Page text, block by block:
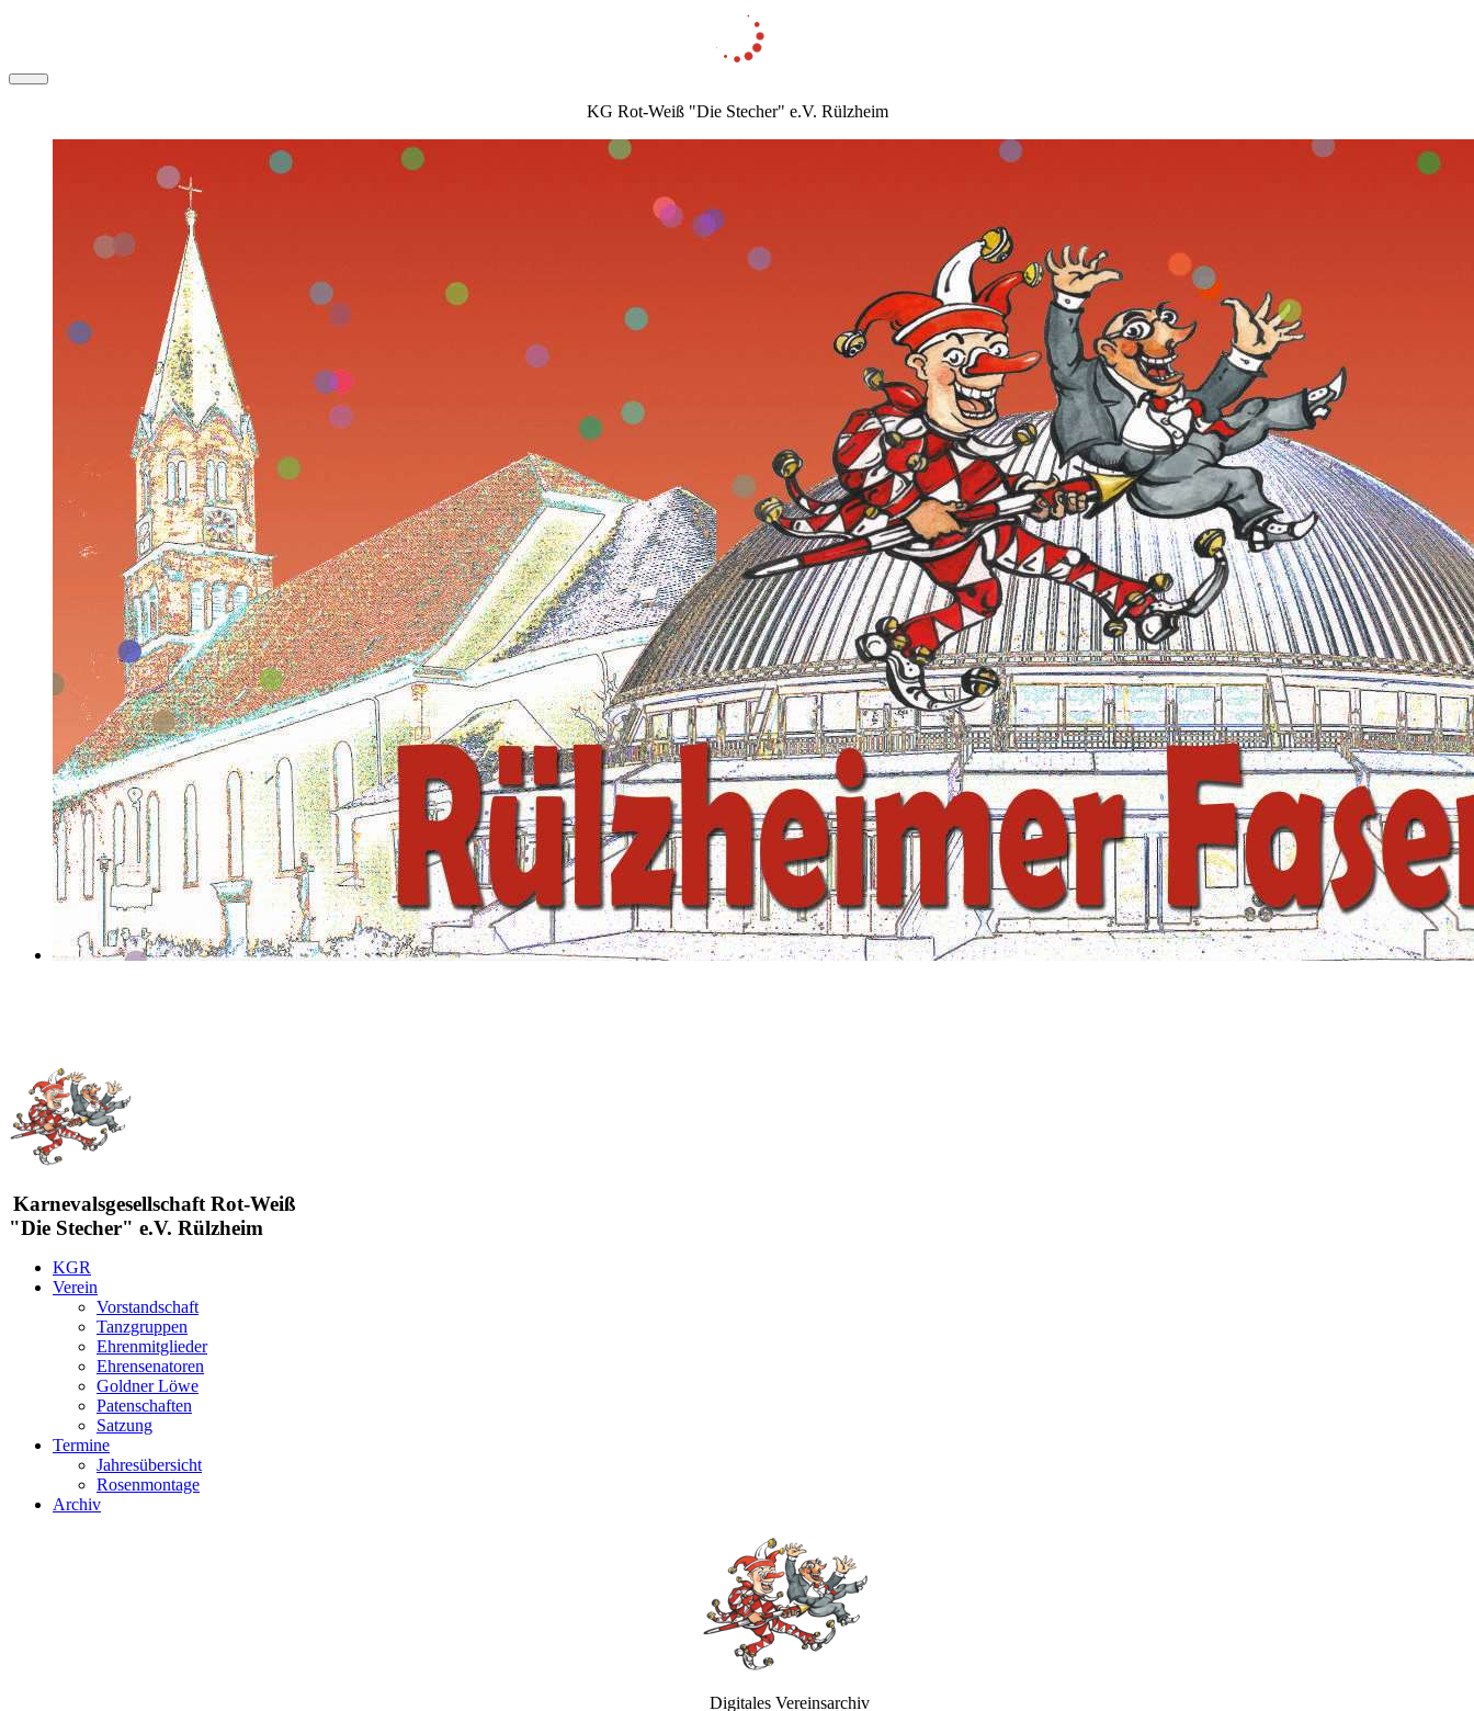
KG Rot-Weiß "Die Stecher" e.V. Rülzheim
Karnevalsgesellschaft Rot-Weiß
"Die Stecher" e.V. Rülzheim
KGR
Verein
Vorstandschaft
Tanzgruppen
Ehrenmitglieder
Ehrensenatoren
Goldner Löwe
Patenschaften
Satzung
Termine
Jahresübersicht
Rosenmontage
Archiv
Digitales Vereinsarchiv